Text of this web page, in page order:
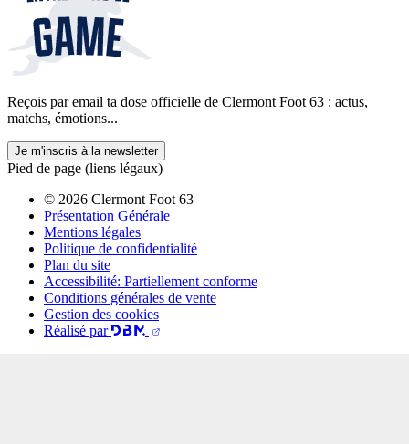
Reçois par email ta dose officielle de Clermont Foot 63 : actus,
matchs, émotions...
Je m'inscris à la newsletter
Pied de page (liens légaux)
© 2026 Clermont Foot 63
Présentation Générale
Mentions légales
Politique de confidentialité
Plan du site
Accessibilité: Partiellement conforme
Conditions générales de vente
Gestion des cookies
Réalisé par